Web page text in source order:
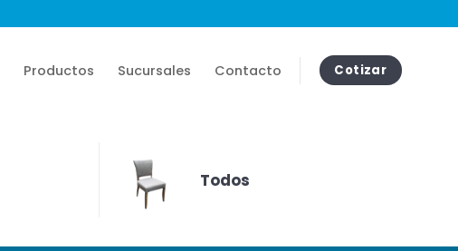
Productos Sucursales Contacto Cotizar
Todos